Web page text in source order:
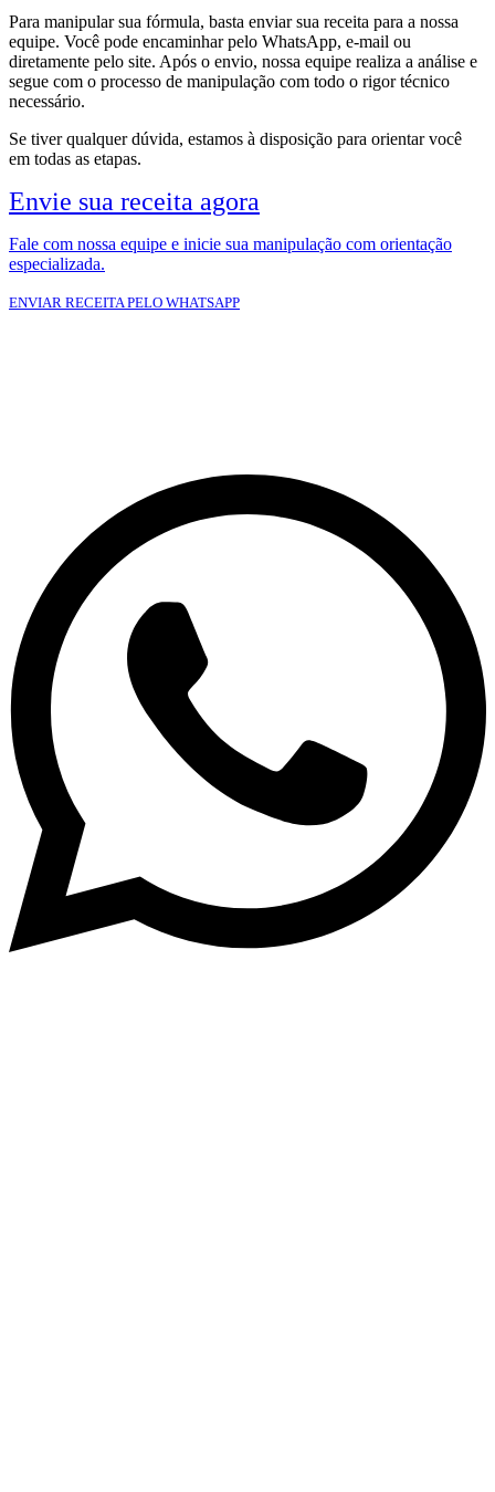
Para manipular sua fórmula, basta enviar sua receita para a nossa
equipe. Você pode encaminhar pelo WhatsApp, e-mail ou
diretamente pelo site. Após o envio, nossa equipe realiza a análise e
segue com o processo de manipulação com todo o rigor técnico
necessário.
Se tiver qualquer dúvida, estamos à disposição para orientar você
em todas as etapas.
Envie sua receita agora
Fale com nossa equipe e inicie sua manipulação com orientação
especializada.
ENVIAR RECEITA PELO WHATSAPP